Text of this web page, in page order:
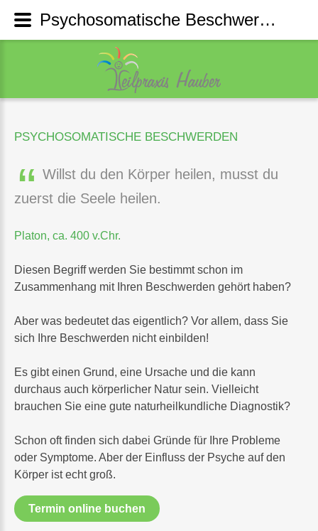
PSYCHOSOMATISCHE BESCHWERDEN
Willst du den Körper heilen, musst du
zuerst die Seele heilen.
Platon, ca. 400 v.Chr.
Diesen Begriff werden Sie bestimmt schon im
Zusammenhang mit Ihren Beschwerden gehört haben?
Aber was bedeutet das eigentlich? Vor allem, dass Sie
sich Ihre Beschwerden nicht einbilden!
Es gibt einen Grund, eine Ursache und die kann
durchaus auch körperlicher Natur sein. Vielleicht
brauchen Sie eine gute naturheilkundliche Diagnostik?
Schon oft finden sich dabei Gründe für Ihre Probleme
oder Symptome. Aber der Einfluss der Psyche auf den
Körper ist echt groß.
Termin online buchen
Psychosomatische Beschwerden